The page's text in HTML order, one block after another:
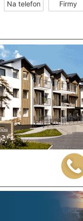
Na telefon Firmy